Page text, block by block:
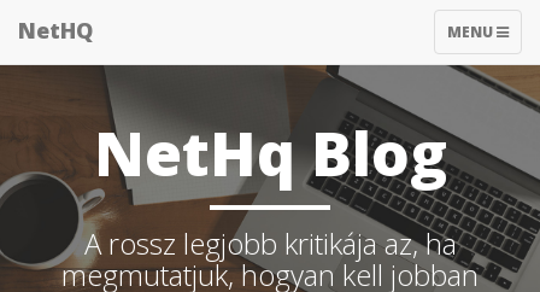
TOGGLE
MENU
NetHQ
NetHq Blog
A rossz legjobb kritikája az, ha
megmutatjuk, hogyan kell jobban